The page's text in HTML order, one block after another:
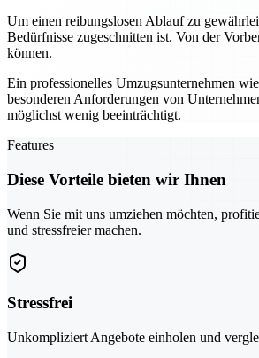
Um einen reibungslosen Ablauf zu
Bedürfnisse zugeschnitten ist. Von der
können.
Ein professionelles Umzugsunternehmen
besonderen Anforderungen von
möglichst wenig beeinträchtigt.
Features
Diese Vorteile bieten wir Ihnen
Wenn Sie mit uns umziehen möchten,
und stressfreier machen.
Stressfrei
Unkompliziert Angebote einholen und